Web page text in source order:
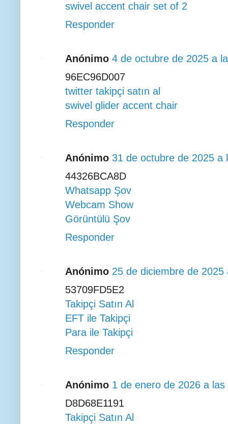
swivel accent chair set of 2
Responder
Anónimo 4 de octubre de 2025 a
96EC96D007
twitter takipçi satın al
swivel glider accent chair
Responder
Anónimo 31 de octubre de 2025 a
44326BCA8D
Whatsapp Şov
Webcam Show
Görüntülü Şov
Responder
Anónimo 25 de diciembre de 2025
53709FD5E2
Takipçi Satın Al
EFT ile Takipçi
Para ile Takipçi
Responder
Anónimo 1 de enero de 2026 a las
D8D68E1191
Takipçi Satın Al